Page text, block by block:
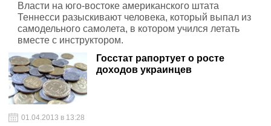
Власти на юго-востоке американского штата
Теннесси разыскивают человека, который выпал из
самодельного самолета, в котором учился летать
вместе с инструктором.
Госстат рапортует о росте
доходов украинцев
01.04.2013 в 13:28